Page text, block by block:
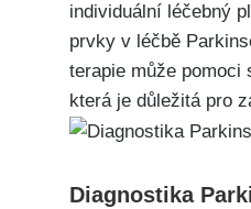
individuální léčebný
prvky v léčbě
terapie může pomoci
která je důležitá pro
Diagnostika